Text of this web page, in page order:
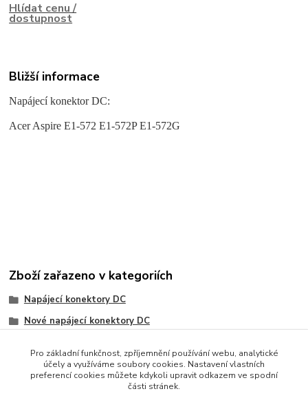
Hlídat cenu /
dostupnost
Bližší informace
Napájecí konektor DC:
Acer Aspire E1-572 E1-572P E1-572G
Zboží zařazeno v kategoriích
Napájecí konektory DC
Nové napájecí konektory DC
Pro základní funkčnost, zpříjemnění používání webu, analytické
účely a využíváme soubory cookies. Nastavení vlastních
preferencí cookies můžete kdykoli upravit odkazem ve spodní
části stránek.